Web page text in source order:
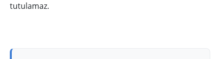
tutulamaz.